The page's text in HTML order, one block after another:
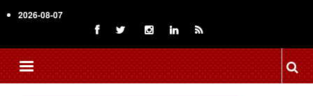
to
content
2026-08-07